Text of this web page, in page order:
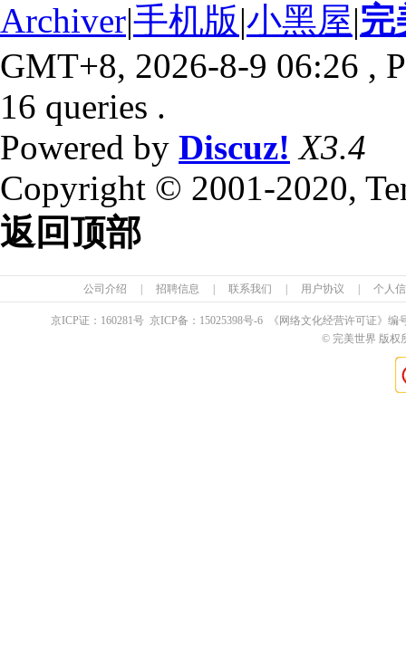
Archiver|手机版|小黑屋|完
GMT+8, 2026-8-9 06:26 ,
16 queries .
Powered by Discuz! X3.4
Copyright © 2001-2020,
返回顶部
公司介绍 招聘信息 联系我们 用户协议 个人
京ICP证： 160281号 京ICP备： 15025398号-6 《网络文化经营许可证》编
© 完美世界 版权